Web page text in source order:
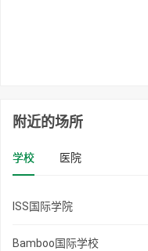
附近的场所
学校 医院
ISS国际学院
Bamboo国际学校